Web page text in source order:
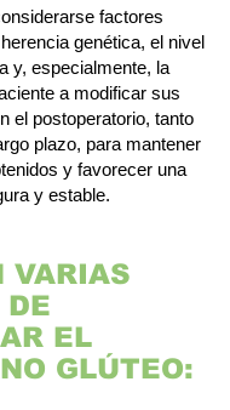
factores
genética, el nivel
y, especialmente, la
a modificar sus
el postoperatorio, tanto
plazo, para mantener
y favorecer una
y estable.
VARIAS
DE
EL
GLÚTEO: